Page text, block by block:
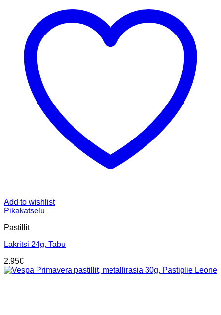
Add to wishlist
Pikakatselu
Pastillit
Lakritsi 24g, Tabu
2.95€